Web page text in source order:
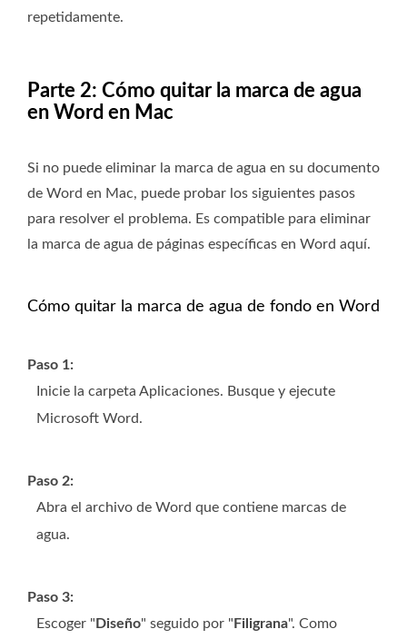
repetidamente.
Parte 2: Cómo quitar la marca de agua
en Word en Mac
Si no puede eliminar la marca de agua en su documento
de Word en Mac, puede probar los siguientes pasos
para resolver el problema. Es compatible para eliminar
la marca de agua de páginas específicas en Word aquí.
Cómo quitar la marca de agua de fondo en Word
Paso 1:
Inicie la carpeta Aplicaciones. Busque y ejecute
Microsoft Word.
Paso 2:
Abra el archivo de Word que contiene marcas de
agua.
Paso 3:
Escoger " Diseño" seguido por " Filigrana". Como